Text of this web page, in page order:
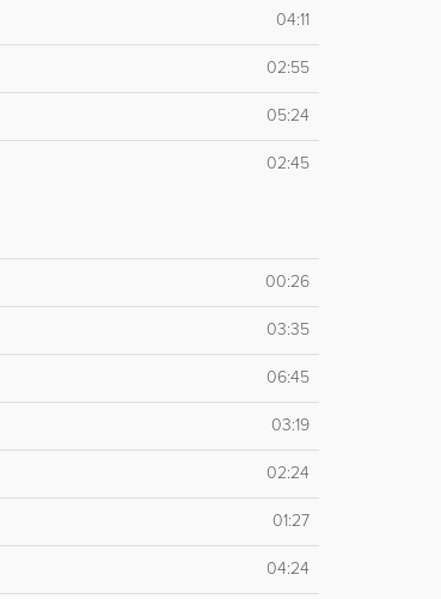
04:11
02:55
05:24
02:45
00:26
03:35
06:45
03:19
02:24
01:27
04:24